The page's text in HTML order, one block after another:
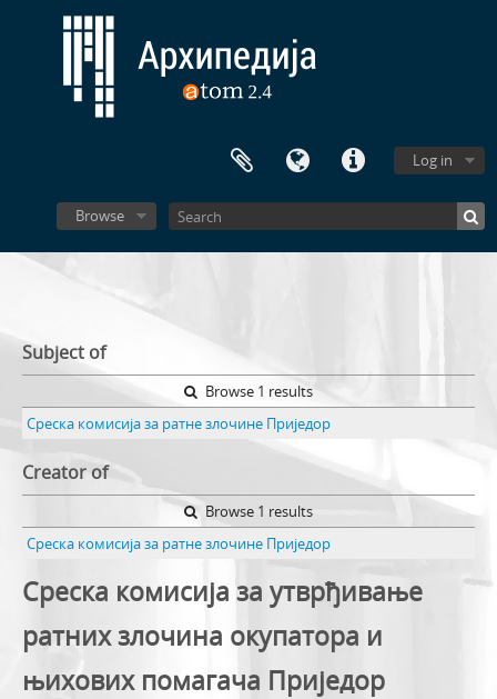
Log in
Browse
Subject of
Browse 1 results
Среска комисија за ратне злочине Приједор
Creator of
Browse 1 results
Среска комисија за ратне злочине Приједор
Среска комисија за утврђивање
ратних злочина окупатора и
њихових помагача Приједор